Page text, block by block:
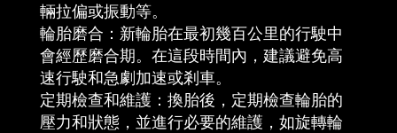
輛拉偏或振動等。
輪胎磨合：新輪胎在最初幾百公里的行駛中
會經歷磨合期。在這段時間內，建議避免高
速行駛和急劇加速或剎車。
定期檢查和維護：換胎後，定期檢查輪胎的
壓力和狀態，並進行必要的維護，如旋轉輪